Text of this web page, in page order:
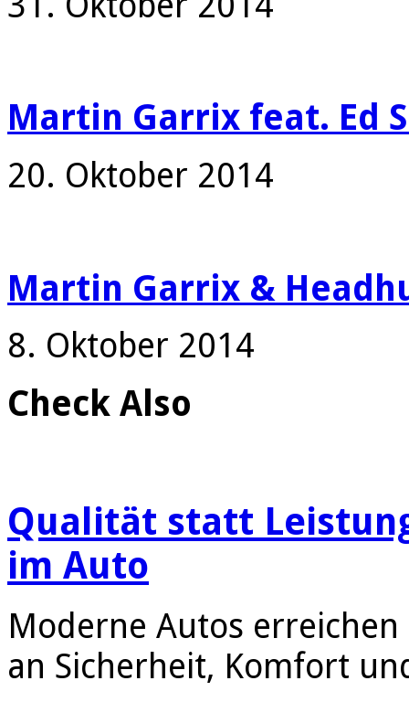
Martin Garrix feat. Ed
20. Oktober 2014
Martin Garrix &
8. Oktober 2014
Check Also
Qualität statt
im Auto
Moderne Autos
an Sicherheit, Komfort